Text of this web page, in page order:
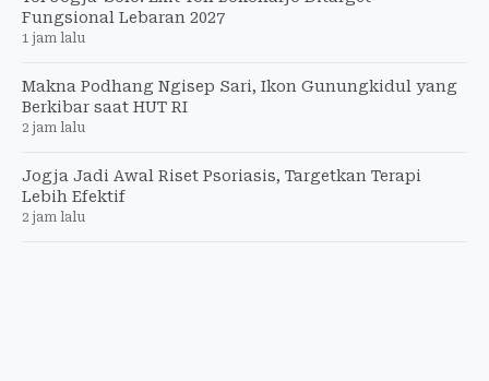
Fungsional Lebaran 2027
1 jam lalu
Makna Podhang Ngisep Sari, Ikon Gunungkidul yang
Berkibar saat HUT RI
2 jam lalu
Jogja Jadi Awal Riset Psoriasis, Targetkan Terapi
Lebih Efektif
2 jam lalu